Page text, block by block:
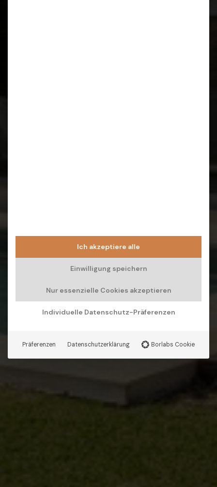
Ich akzeptiere alle
Einwilligung speichern
Nur essenzielle Cookies akzeptieren
Individuelle Datenschutz-Präferenzen
Präferenzen Datenschutzerklärung Borlabs Cookie